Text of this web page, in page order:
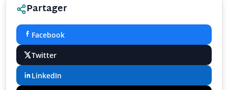
Partager
Facebook
Twitter
LinkedIn